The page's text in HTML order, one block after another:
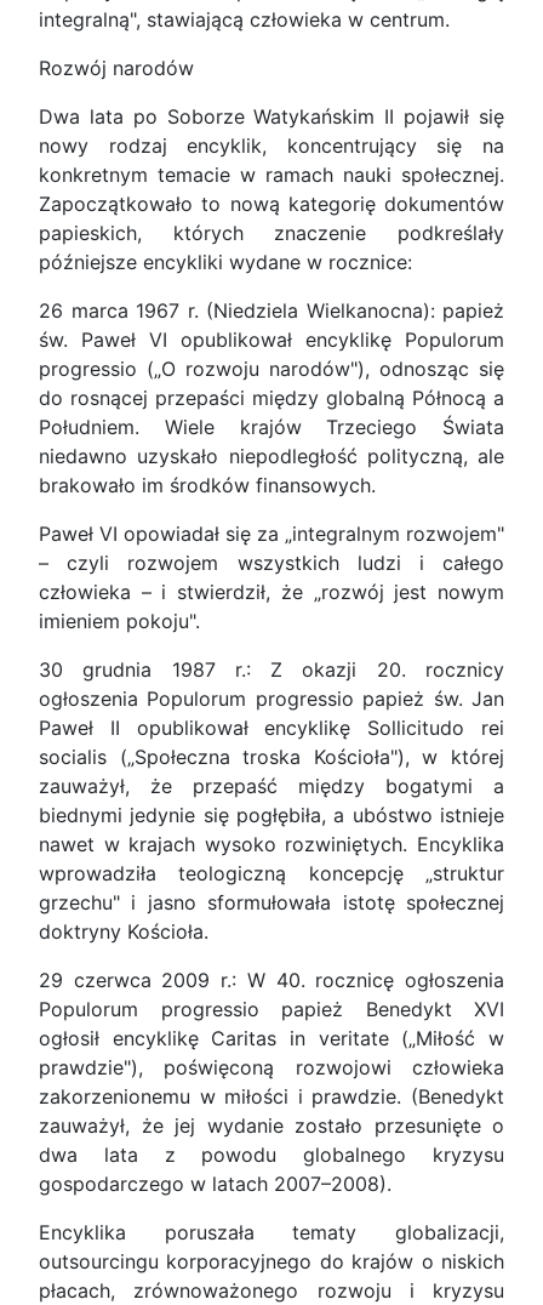
integralną", stawiającą człowieka w centrum.
Rozwój narodów
Dwa lata po Soborze Watykańskim II pojawił się
nowy rodzaj encyklik, koncentrujący się na
konkretnym temacie w ramach nauki społecznej.
Zapoczątkowało to nową kategorię dokumentów
papieskich, których znaczenie podkreślały
późniejsze encykliki wydane w rocznice:
26 marca 1967 r. (Niedziela Wielkanocna): papież
św. Paweł VI opublikował encyklikę Populorum
progressio („O rozwoju narodów"), odnosząc się
do rosnącej przepaści między globalną Północą a
Południem. Wiele krajów Trzeciego Świata
niedawno uzyskało niepodległość polityczną, ale
brakowało im środków finansowych.
Paweł VI opowiadał się za „integralnym rozwojem"
– czyli rozwojem wszystkich ludzi i całego
człowieka – i stwierdził, że „rozwój jest nowym
imieniem pokoju".
30 grudnia 1987 r.: Z okazji 20. rocznicy
ogłoszenia Populorum progressio papież św. Jan
Paweł II opublikował encyklikę Sollicitudo rei
socialis („Społeczna troska Kościoła"), w której
zauważył, że przepaść między bogatymi a
biednymi jedynie się pogłębiła, a ubóstwo istnieje
nawet w krajach wysoko rozwiniętych. Encyklika
wprowadziła teologiczną koncepcję „struktur
grzechu" i jasno sformułowała istotę społecznej
doktryny Kościoła.
29 czerwca 2009 r.: W 40. rocznicę ogłoszenia
Populorum progressio papież Benedykt XVI
ogłosił encyklikę Caritas in veritate („Miłość w
prawdzie"), poświęconą rozwojowi człowieka
zakorzenionemu w miłości i prawdzie. (Benedykt
zauważył, że jej wydanie zostało przesunięte o
dwa lata z powodu globalnego kryzysu
gospodarczego w latach 2007–2008).
Encyklika poruszała tematy globalizacji,
outsourcingu korporacyjnego do krajów o niskich
płacach, zrównoważonego rozwoju i kryzysu